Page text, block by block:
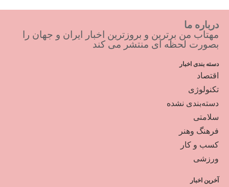
درباره ما
مهتاب من برترین و بروزترین اخبار ایران و جهان را
بصورت لحظه ای منتشر می کند
دسته بندی اخبار
اقتصاد
تکنولوژی
دسته‌بندی نشده
سلامتی
فرهنگ وهنر
کسب و کار
ورزشی
آخرین اخبار